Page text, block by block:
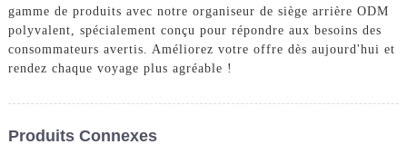
gamme de produits avec notre organiseur de siège arrière ODM
polyvalent, spécialement conçu pour répondre aux besoins des
consommateurs avertis. Améliorez votre offre dès aujourd'hui et
rendez chaque voyage plus agréable !
Produits Connexes